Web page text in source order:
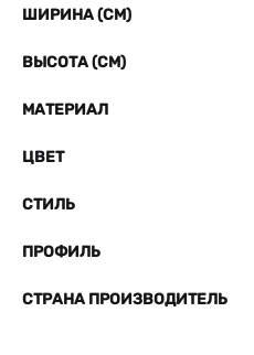
ШИРИНА (СМ)
ВЫСОТА (СМ)
МАТЕРИАЛ
ЦВЕТ
СТИЛЬ
ПРОФИЛЬ
СТРАНА ПРОИЗВОДИТЕЛЬ